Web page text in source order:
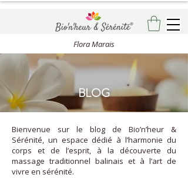
Flora Marais
BLOG
Bienvenue sur le blog de Bio’n’heur &
Sérénité, un espace dédié à l’harmonie du
corps et de l’esprit, à la découverte du
massage traditionnel balinais et à l’art de
vivre en sérénité.